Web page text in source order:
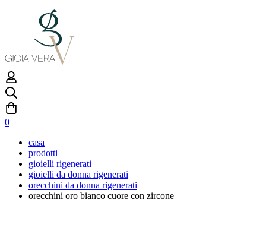
0
casa
prodotti
gioielli rigenerati
gioielli da donna rigenerati
orecchini da donna rigenerati
orecchini oro bianco cuore con zircone